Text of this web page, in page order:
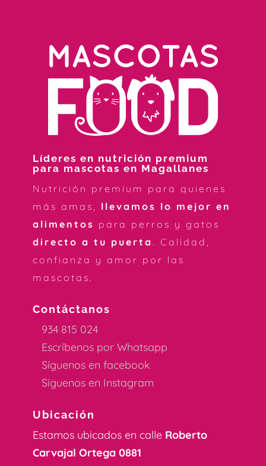
Líderes en nutrición premium
para mascotas en Magallanes
Nutrición premium para quienes
más amas, llevamos lo mejor en
alimentos para perros y gatos
directo a tu puerta . Calidad,
confianza y amor por las
mascotas.
Contáctanos
934 815 024
Escríbenos por Whatsapp
Síguenos en facebook
Síguenos en Instagram
Ubicación
Estamos ubicados en calle Roberto
Carvajal Ortega 0881